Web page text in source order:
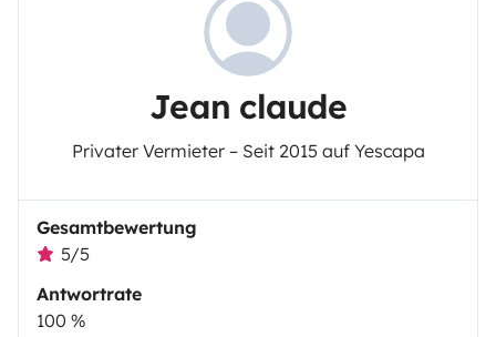
Jean claude
Privater Vermieter – Seit 2015 auf Yescapa
Gesamtbewertung
5/5
Antwortrate
100 %